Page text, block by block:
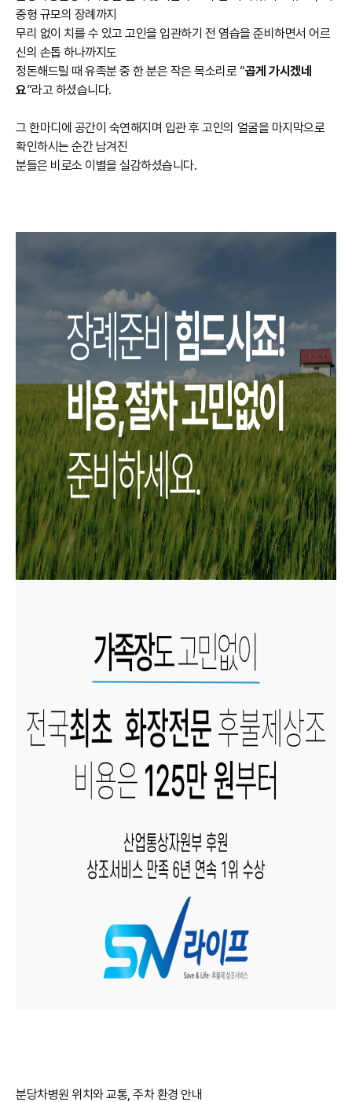
중형 규모의 장례까지
무리 없이 치를 수 있고 고인을 입관하기 전 염습을 준비하면서 어르
신의 손톱 하나까지도
정돈해드릴 때 유족분 중 한 분은 작은 목소리로 “곱게 가시겠네
요”라고 하셨습니다.
그 한마디에 공간이 숙연해지며 입관 후 고인의 얼굴을 마지막으로
확인하시는 순간 남겨진
분들은 비로소 이별을 실감하셨습니다.
분당차병원 위치와 교통, 주차 환경 안내